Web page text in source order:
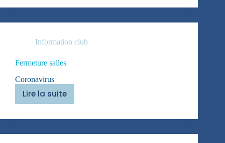
Information club
Fermeture salles
Coronavirus
Lire la suite
Fermeture